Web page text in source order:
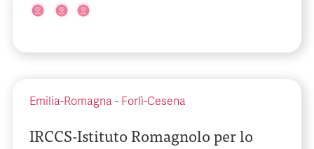
Emilia-Romagna - Forlì-Cesena
IRCCS-Istituto Romagnolo per lo